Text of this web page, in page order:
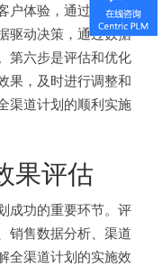
户体验，通过各种手
驱动决策，通过数据
第六步是评估和优化
果，及时进行调整和
渠道计划的顺利实施
果评估
成功的重要环节。评
销售数据分析、渠道
全渠道计划的实施效